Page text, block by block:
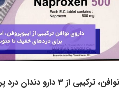
نوافن، ترکیبی از 3 دارو دندان درد پرمصرف